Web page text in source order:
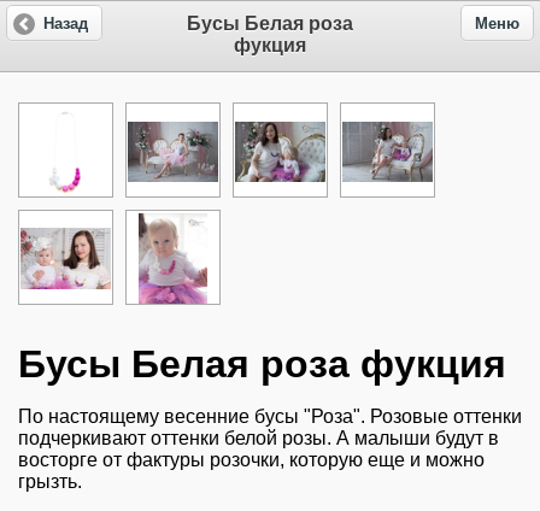
Бусы Белая роза
фукция
Назад Меню
Бусы Белая роза фукция
По настоящему весенние бусы "Роза". Розовые оттенки
подчеркивают оттенки белой розы. А малыши будут в
восторге от фактуры розочки, которую еще и можно
грызть.